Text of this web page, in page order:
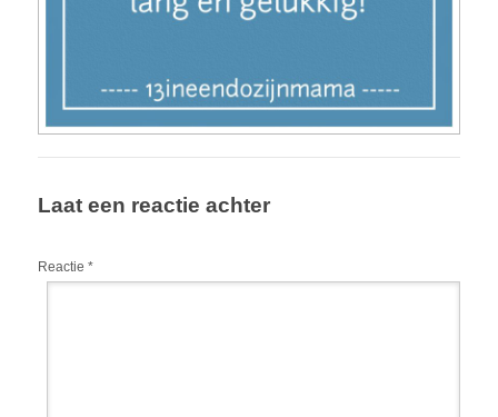
Laat een reactie achter
Reactie *